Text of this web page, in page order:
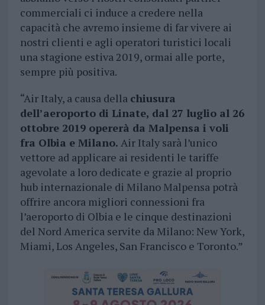
commerciali ci induce a credere nella
capacità che avremo insieme di far vivere ai
nostri clienti e agli operatori turistici locali
una stagione estiva 2019, ormai alle porte,
sempre più positiva.
“Air Italy, a causa della chiusura
dell’aeroporto di Linate, dal 27 luglio al 26
ottobre 2019 opererà da Malpensa i voli
fra Olbia e Milano. Air Italy sarà l’unico
vettore ad applicare ai residenti le tariffe
agevolate a loro dedicate e grazie al proprio
hub internazionale di Milano Malpensa potrà
offrire ancora migliori connessioni fra
l’aeroporto di Olbia e le cinque destinazioni
del Nord America servite da Milano: New York,
Miami, Los Angeles, San Francisco e Toronto.”